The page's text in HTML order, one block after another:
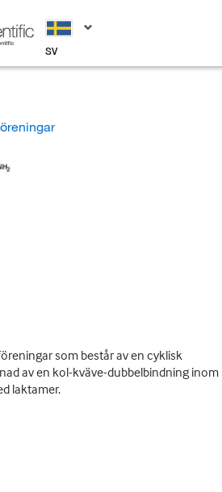
SV
som består av en cyklisk
av en kol-kväve-dubbelbindning inom
laktamer.